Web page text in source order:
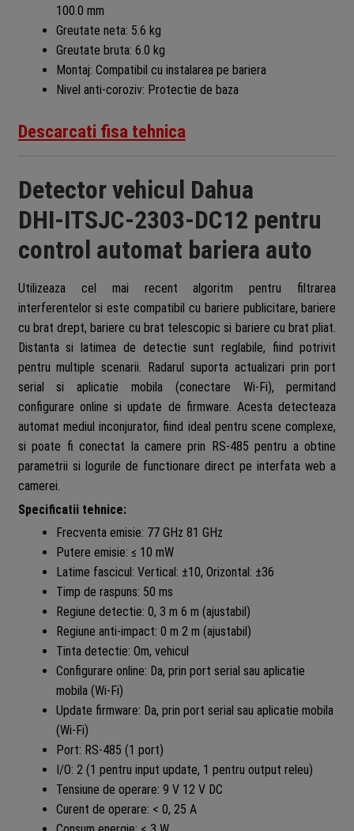
100.0 mm
Greutate neta: 5.6 kg
Greutate bruta: 6.0 kg
Montaj: Compatibil cu instalarea pe bariera
Nivel anti-coroziv: Protectie de baza
Descarcati fisa tehnica
Detector vehicul Dahua
DHI‑ITSJC‑2303‑DC12 pentru
control automat bariera auto
Utilizeaza cel mai recent algoritm pentru filtrarea
interferentelor si este compatibil cu bariere publicitare, bariere
cu brat drept, bariere cu brat telescopic si bariere cu brat pliat.
Distanta si latimea de detectie sunt reglabile, fiind potrivit
pentru multiple scenarii. Radarul suporta actualizari prin port
serial si aplicatie mobila (conectare Wi-Fi), permitand
configurare online si update de firmware. Acesta detecteaza
automat mediul inconjurator, fiind ideal pentru scene complexe,
si poate fi conectat la camere prin RS-485 pentru a obtine
parametrii si logurile de functionare direct pe interfata web a
camerei.
Specificatii tehnice:
Frecventa emisie: 77 GHz 81 GHz
Putere emisie: ≤ 10 mW
Latime fascicul: Vertical: ±10, Orizontal: ±36
Timp de raspuns: 50 ms
Regiune detectie: 0, 3 m 6 m (ajustabil)
Regiune anti-impact: 0 m 2 m (ajustabil)
Tinta detectie: Om, vehicul
Configurare online: Da, prin port serial sau aplicatie
mobila (Wi-Fi)
Update firmware: Da, prin port serial sau aplicatie mobila
(Wi-Fi)
Port: RS-485 (1 port)
I/O: 2 (1 pentru input update, 1 pentru output releu)
Tensiune de operare: 9 V 12 V DC
Curent de operare: < 0, 25 A